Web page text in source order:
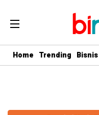
center} #geserkiri,
display: none }
Home Trending Bisnis